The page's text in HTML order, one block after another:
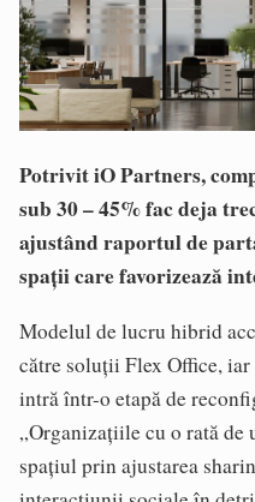
Potrivit iO Partners,
sub 30 – 45% fac deja
ajustând raportul de
spații care favorizează
Modelul de lucru hibrid
către soluții Flex Office,
intră într-o etapă de
„Organizațiile cu o rată de
spațiul prin ajustarea